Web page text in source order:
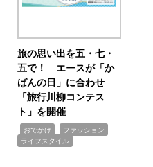
旅の思い出を五・七・
五で！ エースが「か
ばんの日」に合わせ
「旅行川柳コンテス
ト」を開催
おでかけ ファッション
ライフスタイル